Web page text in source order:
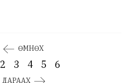
ӨМНӨХ
2 3 4 5 6
ДАРААХ